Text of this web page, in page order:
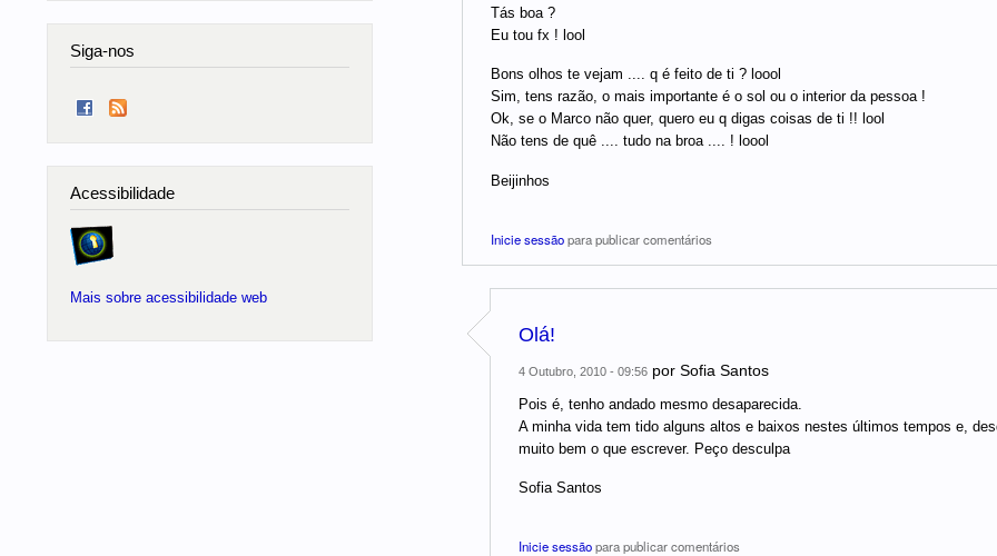
Tás boa ?
Eu tou fx ! lool
Bons olhos te vejam .... q é feito de ti ? loool
Sim, tens razão, o mais importante é o sol ou o interior da pessoa !
Ok, se o Marco não quer, quero eu q digas coisas de ti !! lool
Não tens de quê .... tudo na broa .... ! loool
Beijinhos
Inicie sessãopara publicar comentários
Olá!
4 Outubro, 2010 - 09:56por Sofia Santos
Pois é, tenho andado mesmo desaparecida.
A minha vida tem tido alguns altos e baixos nestes últimos tempos e,
muito bem o que escrever. Peço desculpa
Sofia Santos
Inicie sessãopara publicar comentários
Siga-nos
Acessibilidade
Mais sobre acessibilidade web